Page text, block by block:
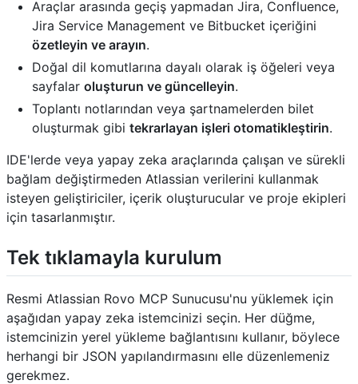
Araçlar arasında geçiş yapmadan Jira, Confluence,
Jira Service Management ve Bitbucket içeriğini
özetleyin ve arayın.
Doğal dil komutlarına dayalı olarak iş öğeleri veya
sayfalar oluşturun ve güncelleyin.
Toplantı notlarından veya şartnamelerden bilet
oluşturmak gibi tekrarlayan işleri otomatikleştirin.
IDE'lerde veya yapay zeka araçlarında çalışan ve sürekli
bağlam değiştirmeden Atlassian verilerini kullanmak
isteyen geliştiriciler, içerik oluşturucular ve proje ekipleri
için tasarlanmıştır.
Tek tıklamayla kurulum
Resmi Atlassian Rovo MCP Sunucusu'nu yüklemek için
aşağıdan yapay zeka istemcinizi seçin. Her düğme,
istemcinizin yerel yükleme bağlantısını kullanır, böylece
herhangi bir JSON yapılandırmasını elle düzenlemeniz
gerekmez.